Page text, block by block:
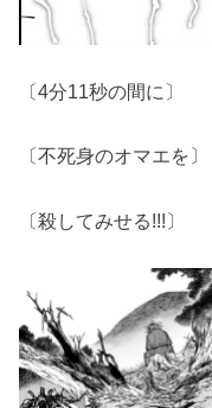
〔4分11秒の間に〕
〔不死身のオマエを〕
〔殺してみせる!!!〕